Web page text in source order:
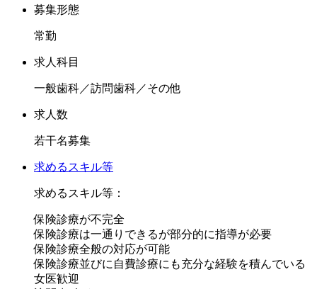
また、新卒者を対象にガイドラインを設定し、スムーズに臨
より高い知識と技術の習得が可能です。
これも、すべての患者によりよい歯科医療を提供するための
当法人では、ドクター一人ひとりの技術力、知識力、人間
これまでの歯科医師臨床研修施設としての機能を高め、より
充実した研修指導体制を整え、
なりました。
求めるドクター像ですが、患者を第一に考えた歯科医療を提
供すべく、従事して頂ける方をお待ちしております。
お問合せはドクター104までお待ちしております。
募集形態
常勤
求人科目
一般歯科／訪問歯科／その他
求人数
若干名募集
求めるスキル等
求めるスキル等：
保険診療が不完全
保険診療は一通りできるが部分的に指導が必要
保険診療全般の対応が可能
保険診療並びに自費診療にも充分な経験を積んでいる
女医歓迎